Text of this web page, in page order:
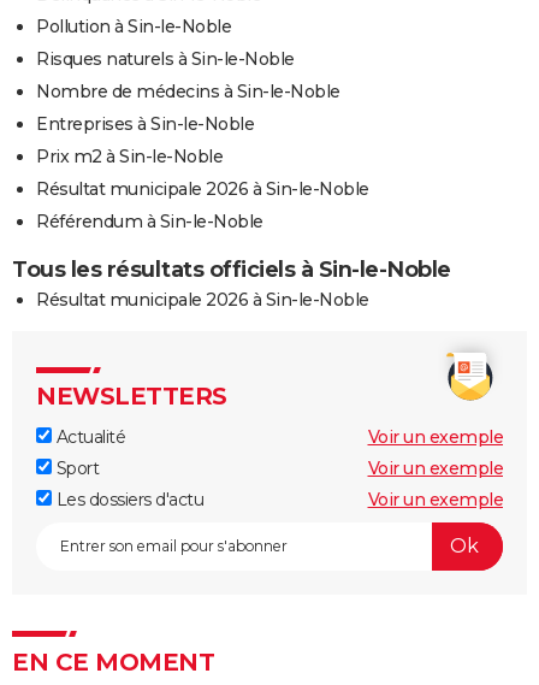
Pollution à Sin-le-Noble
Risques naturels à Sin-le-Noble
Nombre de médecins à Sin-le-Noble
Entreprises à Sin-le-Noble
Prix m2 à Sin-le-Noble
Résultat municipale 2026 à Sin-le-Noble
Référendum à Sin-le-Noble
Tous les résultats officiels à Sin-le-Noble
Résultat municipale 2026 à Sin-le-Noble
NEWSLETTERS
Actualité
Voir un exemple
Sport
Voir un exemple
Les dossiers d'actu
Voir un exemple
EN CE MOMENT